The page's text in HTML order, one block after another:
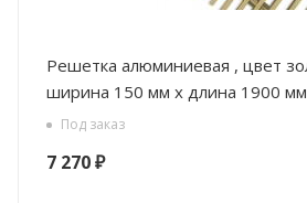
Решетка алюминиевая , цвет золото РРА,
ширина 150 мм х длина 1900 мм
Под заказ
7 270₽